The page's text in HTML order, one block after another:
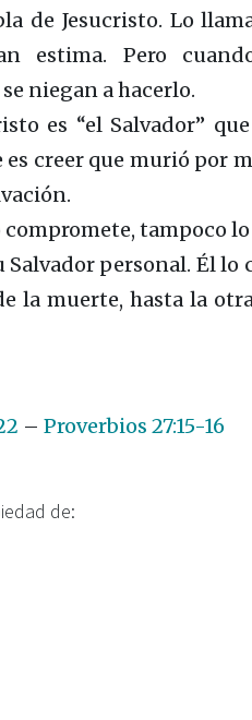
de Jesucristo. Lo
estima. Pero
niegan a hacerlo.
es “el Salvador”
creer que murió por
compromete, tampoco lo
Salvador personal. Él lo
la muerte, hasta la
– Proverbios 27:15-16
de: